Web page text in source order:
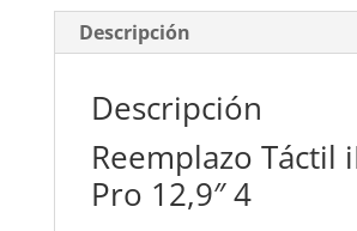
Descripción
Descripción
Reemplazo Táctil
Pro 12,9″ 4